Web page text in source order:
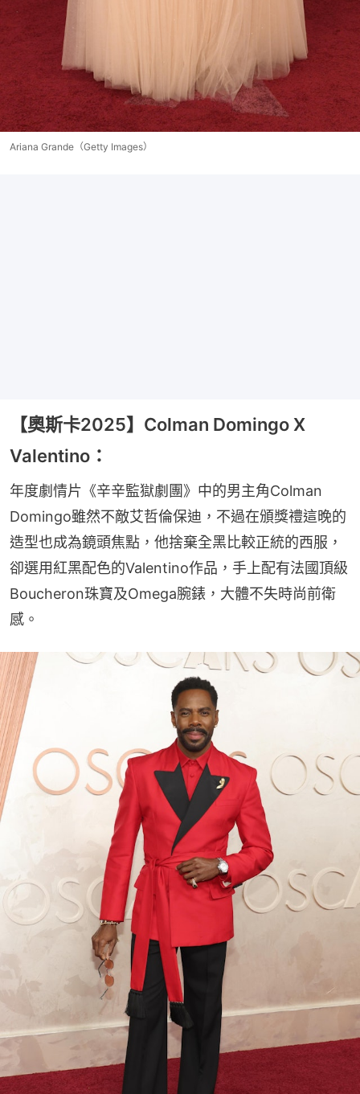
Ariana Grande（Getty Images）
【奧斯卡2025】Colman Domingo X
Valentino：
年度劇情片《辛辛監獄劇團》中的男主角Colman
Domingo雖然不敵艾哲倫保迪，不過在頒獎禮這晚的
造型也成為鏡頭焦點，他捨棄全黑比較正統的西服，
卻選用紅黑配色的Valentino作品，手上配有法國頂級
Boucheron珠寶及Omega腕錶，大體不失時尚前衛
感。